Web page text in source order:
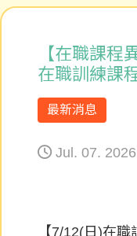
【在職課程
在職訓練課
最新消息
Jul. 07. 2026
【7/12(日)在職